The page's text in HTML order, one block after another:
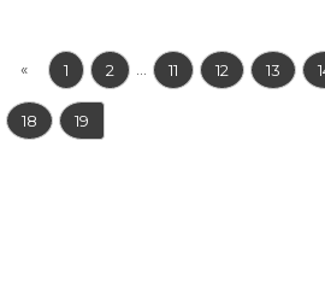
« 1 2 11 12 13
18 19